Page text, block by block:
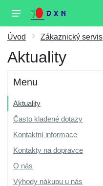
Úvod Zákaznický servis
Aktuality
Menu
Aktuality
Často kladené dotazy
Kontaktní informace
Kontakty na dopravce
O nás
Výhody nákupu u nás